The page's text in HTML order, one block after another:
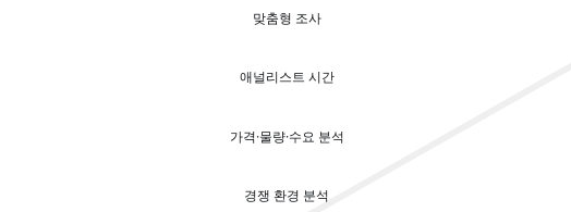
맞춤형 조사
애널리스트 시간
가격·물량·수요 분석
경쟁 환경 분석